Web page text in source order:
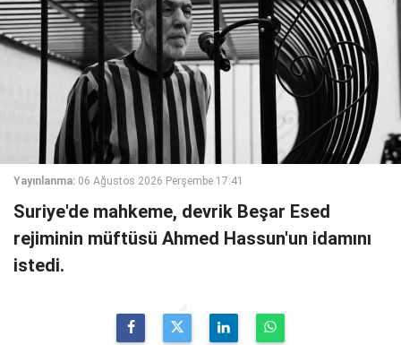
Yayınlanma: 06 Ağustos 2026 Perşembe 17:41
Suriye'de mahkeme, devrik Beşar Esed
rejiminin müftüsü Ahmed Hassun'un idamını
istedi.